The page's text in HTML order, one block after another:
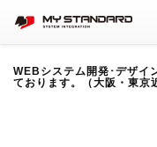
WEBシステム開発･デザイ
ております。（大阪・東京